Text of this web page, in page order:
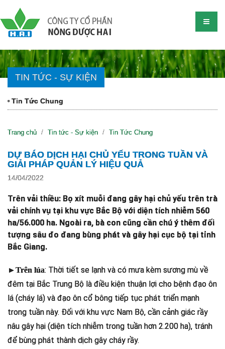
TIN TỨC - SỰ KIỆN
Tin Tức Chung
Trang chủ Tin tức - Sự kiện Tin Tức Chung
DỰ BÁO DỊCH HẠI CHỦ YẾU TRONG TUẦN VÀ
GIẢI PHÁP QUẢN LÝ HIỆU QUẢ
14/04/2022
Trên vải thiều: Bọ xít muỗi đang gây hại chủ yếu trên trà
vải chính vụ tại khu vực Bắc Bộ với diện tích nhiễm 560
ha/56.000 ha. Ngoài ra, bà con cũng cần chú ý thêm đối
tượng sâu đo đang bùng phát và gây hại cục bộ tại tỉnh
Bắc Giang.
►Trên lúa: Thời tiết se lạnh và có mưa kèm sương mù về
đêm tại Bắc Trung Bộ là điều kiện thuận lợi cho bệnh đạo ôn
lá (cháy lá) và đạo ôn cổ bông tiếp tục phát triển mạnh
trong tuần này. Đối với khu vực Nam Bộ, cần cảnh giác rầy
nâu gây hại (diện tích nhiễm trong tuần hơn 2.200 ha), tránh
để bùng phát thành dịch gây cháy rầy.